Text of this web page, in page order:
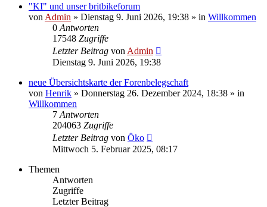
"KI" und unser britbikeforum
von Admin » Dienstag 9. Juni 2026, 19:38 » in Willkommen
0 Antworten
17548 Zugriffe
Letzter Beitrag von Admin
Dienstag 9. Juni 2026, 19:38
neue Übersichtskarte der Forenbelegschaft
von Henrik » Donnerstag 26. Dezember 2024, 18:38 » in
Willkommen
7 Antworten
204063 Zugriffe
Letzter Beitrag von Öko
Mittwoch 5. Februar 2025, 08:17
Themen
Antworten
Zugriffe
Letzter Beitrag